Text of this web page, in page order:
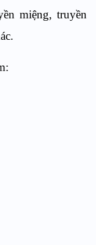
miệng, truyền